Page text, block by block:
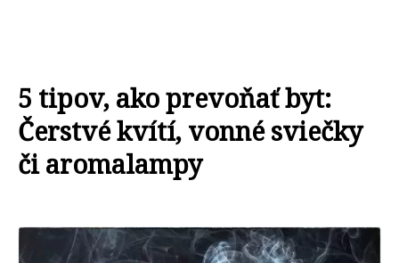
5 tipov, ako prevoňať byt:
Čerstvé kvítí, vonné sviečky
či aromalampy